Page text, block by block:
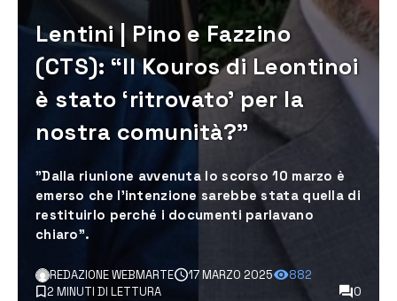
Lentini | Pino e Fazzino
(CTS): “Il Kouros di Leontinoi
è stato ‘ritrovato’ per la
nostra comunità?”
"Dalla riunione avvenuta lo scorso 10 marzo è
emerso che l’intenzione sarebbe stata quella di
restituirlo perché i documenti parlavano
chiaro".
REDAZIONE WEBMARTE 17 MARZO 2025
882
2 MINUTI DI LETTURA
0